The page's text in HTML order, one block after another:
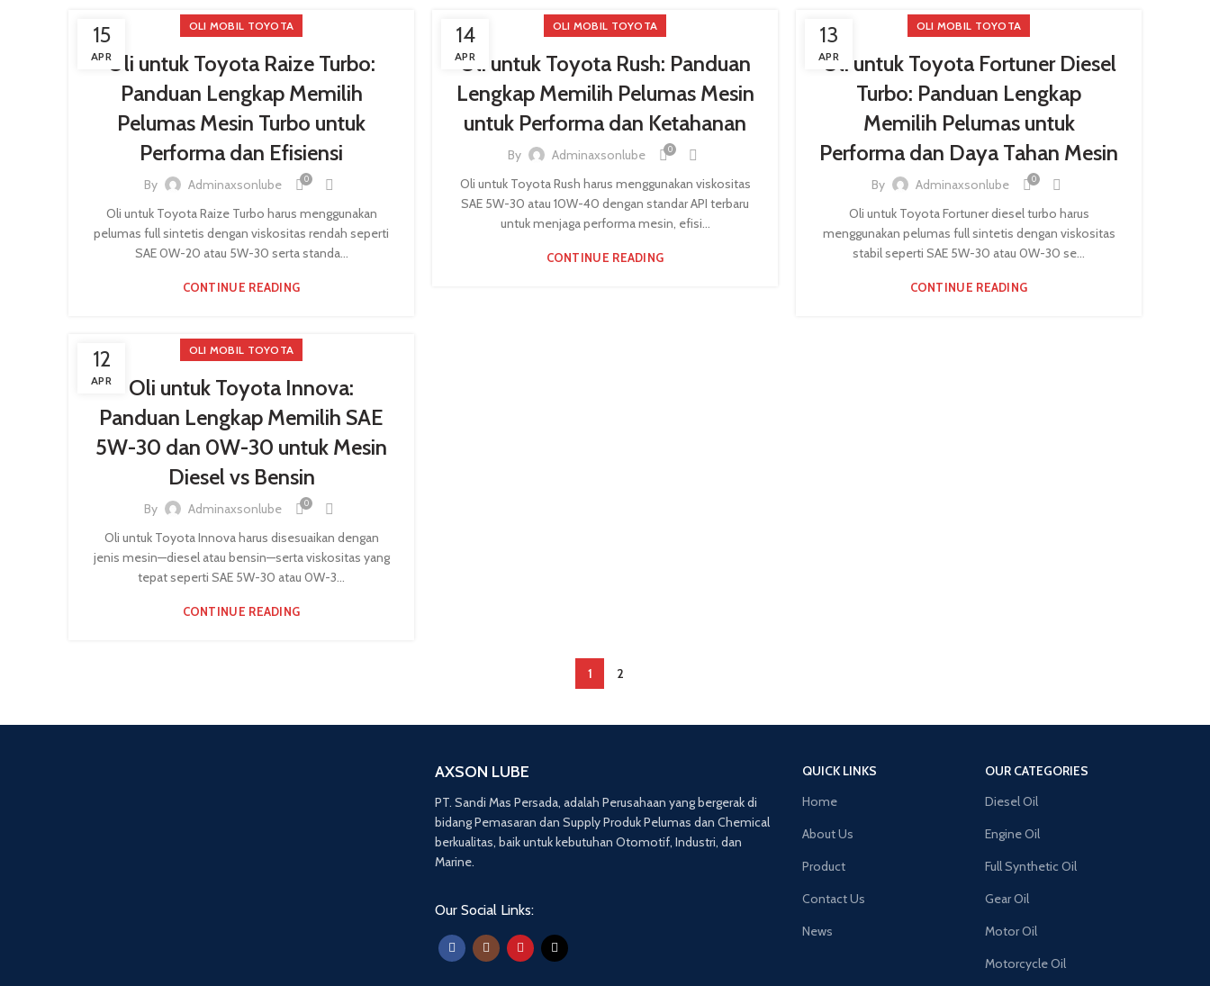
15
APR
OLI MOBIL TOYOTA
Oli untuk Toyota Raize Turbo:
Panduan Lengkap Memilih
Pelumas Mesin Turbo untuk
Performa dan Efisiensi
By Adminaxsonlube 0
Oli untuk Toyota Raize Turbo harus menggunakan
pelumas full sintetis dengan viskositas rendah seperti
SAE 0W-20 atau 5W-30 serta standa...
CONTINUE READING
14
APR
OLI MOBIL TOYOTA
Oli untuk Toyota Rush: Panduan
Lengkap Memilih Pelumas Mesin
untuk Performa dan Ketahanan
By Adminaxsonlube 0
Oli untuk Toyota Rush harus menggunakan viskositas
SAE 5W-30 atau 10W-40 dengan standar API terbaru
untuk menjaga performa mesin, efisi...
CONTINUE READING
13
APR
OLI MOBIL TOYOTA
Oli untuk Toyota Fortuner Diesel
Turbo: Panduan Lengkap
Memilih Pelumas untuk
Performa dan Daya Tahan Mesin
By Adminaxsonlube 0
Oli untuk Toyota Fortuner diesel turbo harus
menggunakan pelumas full sintetis dengan viskositas
stabil seperti SAE 5W-30 atau 0W-30 se...
CONTINUE READING
12
APR
OLI MOBIL TOYOTA
Oli untuk Toyota Innova:
Panduan Lengkap Memilih SAE
5W-30 dan 0W-30 untuk Mesin
Diesel vs Bensin
By Adminaxsonlube 0
Oli untuk Toyota Innova harus disesuaikan dengan
jenis mesin—diesel atau bensin—serta viskositas yang
tepat seperti SAE 5W-30 atau 0W-3...
CONTINUE READING
1 2
AXSON LUBE
PT. Sandi Mas Persada, adalah Perusahaan yang bergerak di
bidang Pemasaran dan Supply Produk Pelumas dan Chemical
berkualitas, baik untuk kebutuhan Otomotif, Industri, dan
Marine.
Our Social Links:
QUICK LINKS
Home
About Us
Product
Contact Us
News
OUR CATEGORIES
Diesel Oil
Engine Oil
Full Synthetic Oil
Gear Oil
Motor Oil
Motorcycle Oil